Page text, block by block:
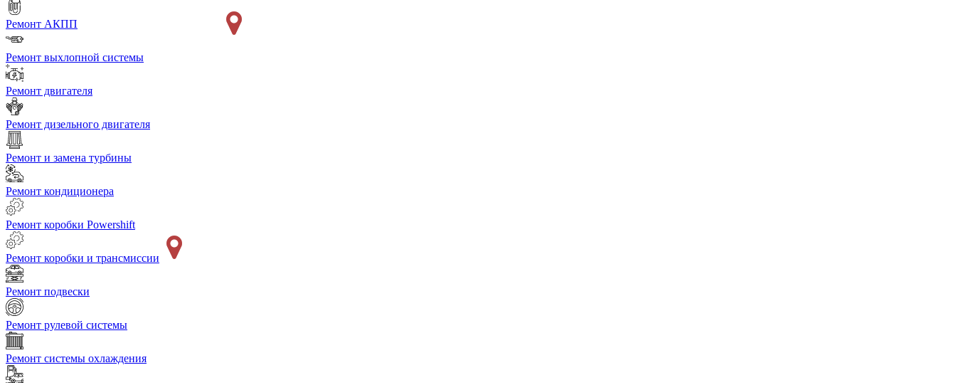
Ремонт АКПП
Ремонт выхлопной системы
Ремонт двигателя
Ремонт дизельного двигателя
Ремонт и замена турбины
Ремонт кондиционера
Ремонт коробки Powershift
Ремонт коробки и трансмиссии
Ремонт подвески
Ремонт рулевой системы
Ремонт системы охлаждения